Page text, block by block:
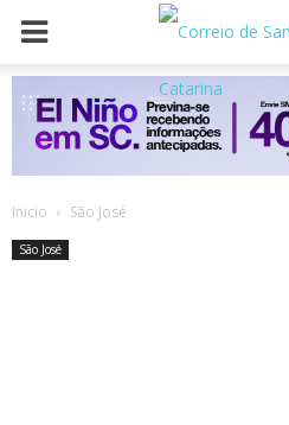
Inicio São José
São José